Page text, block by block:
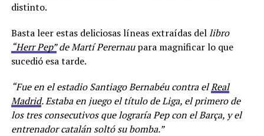
distinto.
Basta leer estas deliciosas líneas extraídas dellibro
“Herr Pep”de Martí Perernaupara magnificar lo que
sucedió esa tarde.
“Fue en el estadio Santiago Bernabéu contra elReal
Madrid. Estaba en juego el título de Liga, el primero de
los tres consecutivos que lograría Pep con el Barça, y el
entrenador catalán soltó su bomba.”